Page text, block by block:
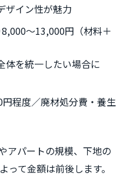
ザイン性が魅力
8,000～13,000円（材料＋
体を統一したい場合に
程度／廃材処分費・養生
アパートの規模、下地の
て金額は前後します。